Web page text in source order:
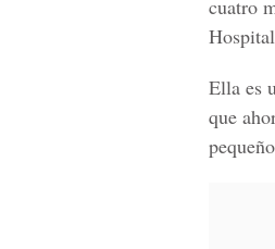
cuatro
Ella es
que